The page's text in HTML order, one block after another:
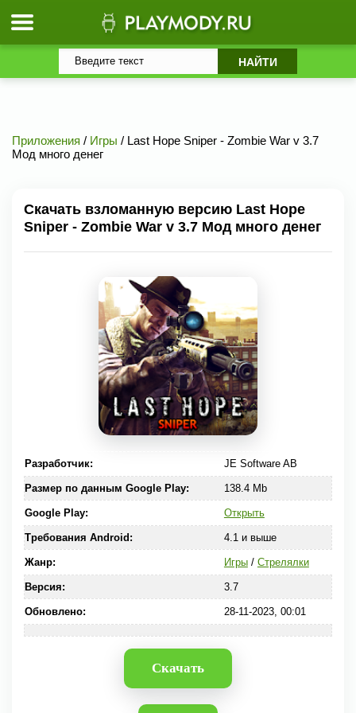
Приложения / Игры / Last Hope Sniper - Zombie War v 3.7
Мод много денег
Скачать взломанную версию Last Hope
Sniper - Zombie War v 3.7 Мод много денег
Разработчик: JE Software AB
Размер по данным Google Play: 138.4 Mb
Google Play: Открыть
Требования Android: 4.1 и выше
Жанр: Игры/ Стрелялки
Версия: 3.7
Обновлено: 28-11-2023, 00:01
Скачать